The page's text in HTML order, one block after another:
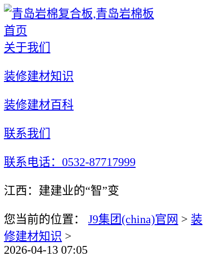
首页
关于我们
装修建材知识
装修建材百科
联系我们
联系电话：0532-87717999
江西：建建业的“智”变
您当前的位置： J9集团(china)官网 > 装
修建材知识 >
2026-04-13 07:05